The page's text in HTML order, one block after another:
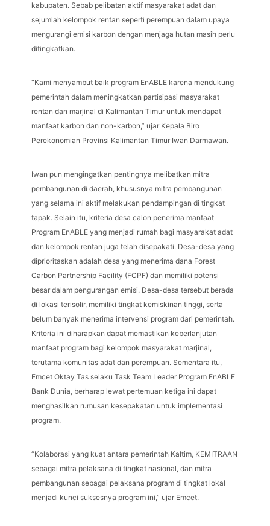
kabupaten. Sebab pelibatan aktif masyarakat adat dan
sejumlah kelompok rentan seperti perempuan dalam upaya
mengurangi emisi karbon dengan menjaga hutan masih perlu
ditingkatkan.
“Kami menyambut baik program EnABLE karena mendukung
pemerintah dalam meningkatkan partisipasi masyarakat
rentan dan marjinal di Kalimantan Timur untuk mendapat
manfaat karbon dan non-karbon,” ujar Kepala Biro
Perekonomian Provinsi Kalimantan Timur Iwan Darmawan.
Iwan pun mengingatkan pentingnya melibatkan mitra
pembangunan di daerah, khususnya mitra pembangunan
yang selama ini aktif melakukan pendampingan di tingkat
tapak. Selain itu, kriteria desa calon penerima manfaat
Program EnABLE yang menjadi rumah bagi masyarakat adat
dan kelompok rentan juga telah disepakati. Desa-desa yang
diprioritaskan adalah desa yang menerima dana Forest
Carbon Partnership Facility (FCPF) dan memiliki potensi
besar dalam pengurangan emisi. Desa-desa tersebut berada
di lokasi terisolir, memiliki tingkat kemiskinan tinggi, serta
belum banyak menerima intervensi program dari pemerintah.
Kriteria ini diharapkan dapat memastikan keberlanjutan
manfaat program bagi kelompok masyarakat marjinal,
terutama komunitas adat dan perempuan. Sementara itu,
Emcet Oktay Tas selaku Task Team Leader Program EnABLE
Bank Dunia, berharap lewat pertemuan ketiga ini dapat
menghasilkan rumusan kesepakatan untuk implementasi
program.
“Kolaborasi yang kuat antara pemerintah Kaltim, KEMITRAAN
sebagai mitra pelaksana di tingkat nasional, dan mitra
pembangunan sebagai pelaksana program di tingkat lokal
menjadi kunci suksesnya program ini,” ujar Emcet.